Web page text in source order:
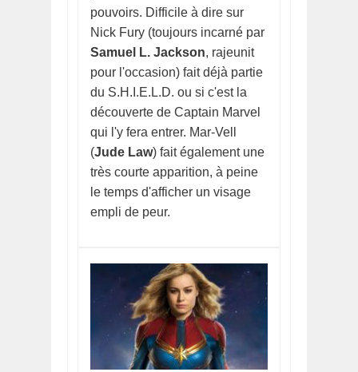
pouvoirs. Difficile à dire sur
Nick Fury (toujours incarné par
Samuel L. Jackson, rajeunit
pour l'occasion) fait déjà partie
du S.H.I.E.L.D. ou si c'est la
découverte de Captain Marvel
qui l'y fera entrer. Mar-Vell
(Jude Law) fait également une
très courte apparition, à peine
le temps d'afficher un visage
empli de peur.